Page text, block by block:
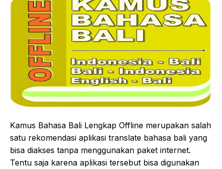
Kamus Bahasa Bali Lengkap Offline merupakan salah
satu rekomendasi aplikasi translate bahasa bali yang
bisa diakses tanpa menggunakan paket internet.
Tentu saja karena aplikasi tersebut bisa digunakan